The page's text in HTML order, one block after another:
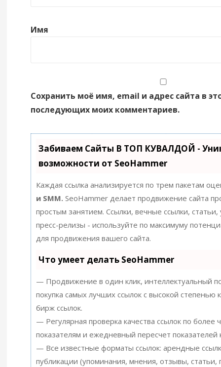
Имя
Сохранить моё имя, email и адрес сайта в
последующих моих комментариев.
Забиваем Сайты В ТОП КУВАЛДОЙ -
возможности от SeoHammer
Каждая ссылка анализируется по трем пакетам
и SMM.SeoHammer делает продвижение сайта
простым занятием. Ссылки, вечные ссылки,
пресс-релизы - используйте по максимуму
для продвижения вашего сайта.
Что умеет делать SeoHammer
— Продвижение в один клик, интеллектуальный
покупка самых лучших ссылок с высокой степенью
бирж ссылок.
— Регулярная проверка качества ссылок по более
показателям и ежедневный пересчет показателей
— Все известные форматы ссылок: арендные
публикации (упоминания, мнения, отзывы, статьи,